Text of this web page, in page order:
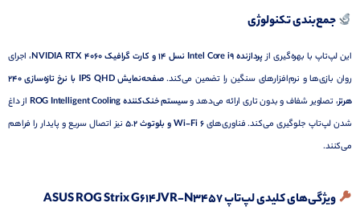
جمع‌بندی تکنولوژی
این لپ‌تاپ با بهره‌گیری ازپردازنده Intel Core i9 نسل 14 و کارت گرافیک NVIDIA RTX 4060
، اجرای
روان بازی‌ها و نرم‌افزارهای سنگین را تضمین می‌کند.
صفحه‌نمایش IPS QHD با نرخ تازه‌سازی 240
هرتز، تصاویر شفاف و بدون تاری ارائه می‌دهد وسیستم خنک‌کننده ROG Intelligent Cooling
از داغ
شدن لپ‌تاپ جلوگیری می‌کند. فناوری‌هایWi-Fi 6 و بلوتوث 5.2
نیز اتصال سریع و پایدار را فراهم
می‌کنند.
ویژگی‌های کلیدی لپ‌تاپ ASUS ROG Strix G614JVR-N3457